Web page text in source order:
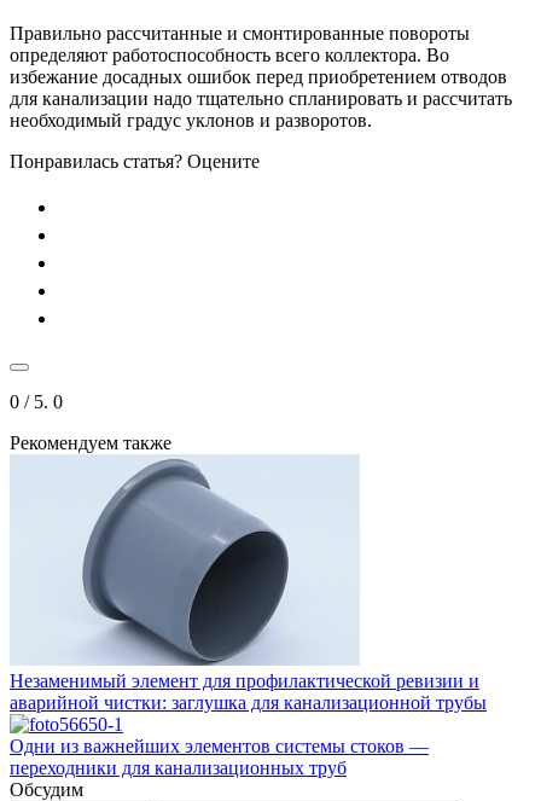
Правильно рассчитанные и смонтированные повороты
определяют работоспособность всего коллектора. Во
избежание досадных ошибок перед приобретением отводов
для канализации надо тщательно спланировать и рассчитать
необходимый градус уклонов и разворотов.
Понравилась статья? Оцените
0 / 5. 0
Рекомендуем также
Незаменимый элемент для профилактической ревизии и
аварийной чистки: заглушка для канализационной трубы
Одни из важнейших элементов системы стоков —
переходники для канализационных труб
Обсудим